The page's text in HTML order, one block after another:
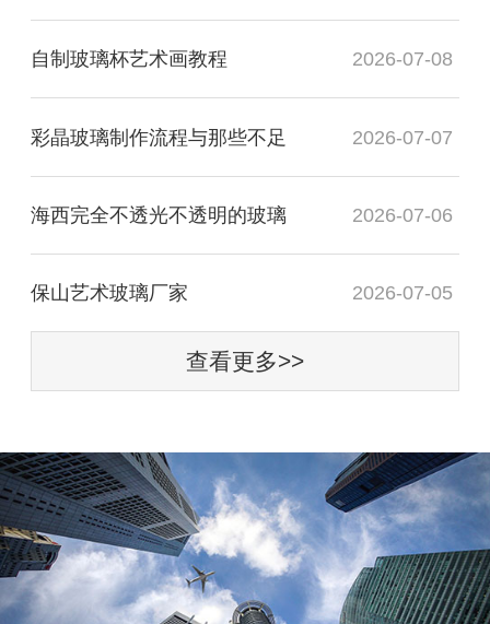
自制玻璃杯艺术画教程 2026-07-08
彩晶玻璃制作流程与那些不足 2026-07-07
海西完全不透光不透明的玻璃 2026-07-06
保山艺术玻璃厂家 2026-07-05
查看更多>>